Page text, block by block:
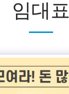
임대표